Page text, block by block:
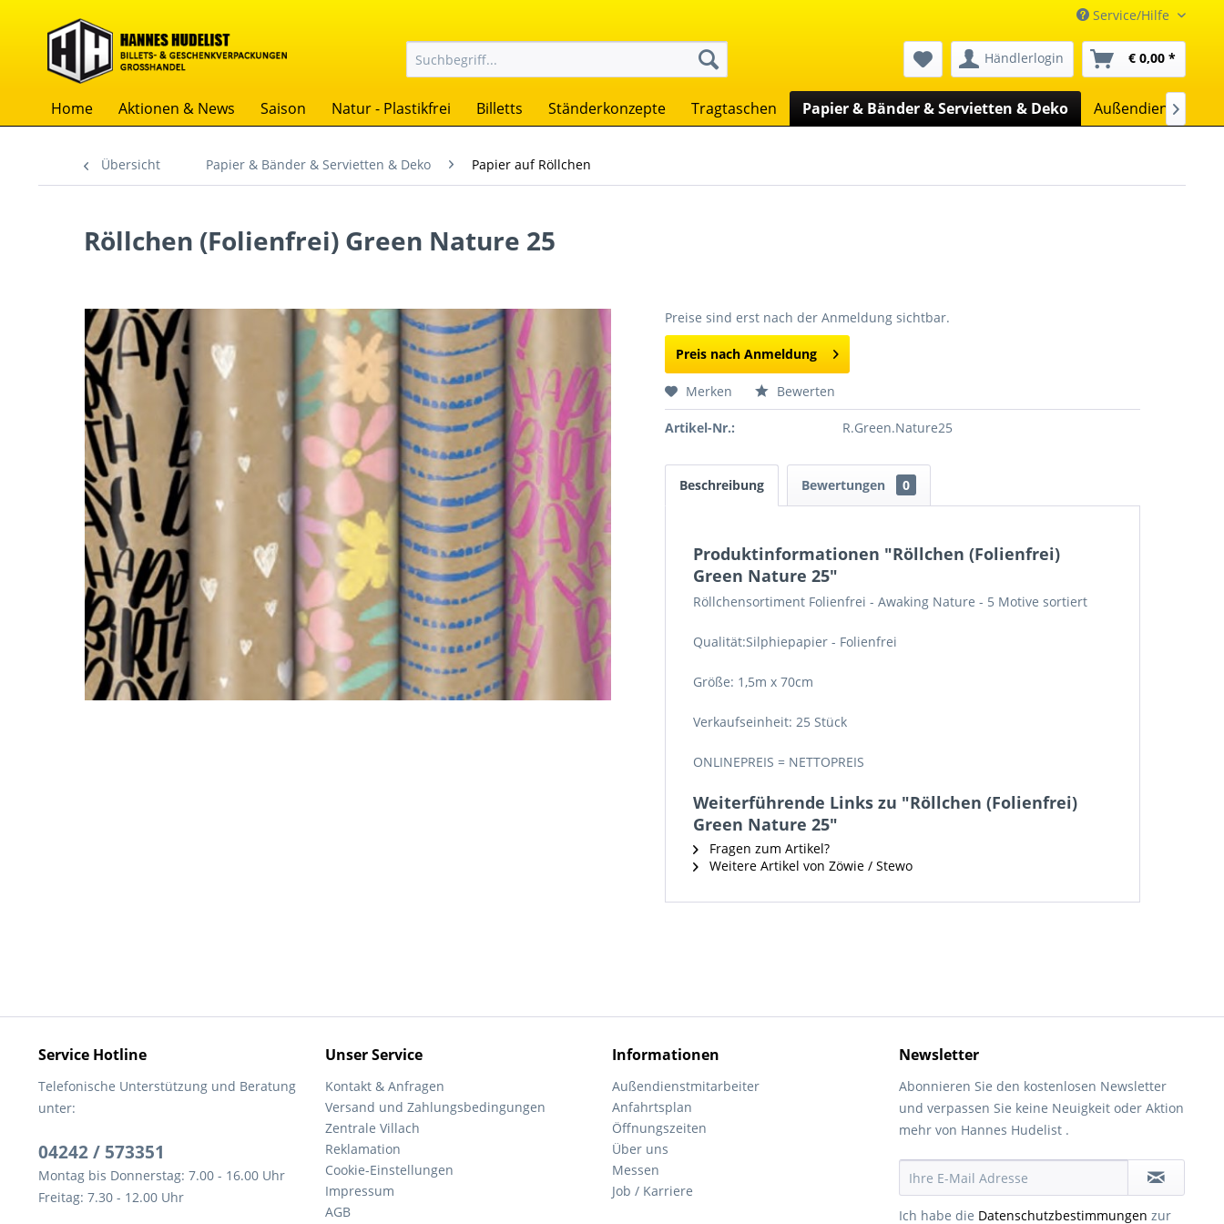
Service/Hilfe
Händlerlogin € 0,00 *
Home Aktionen & News Saison Natur - Plastikfrei Billetts Ständerkonzepte Tragtaschen Papier & Bänder & Servietten & Deko Außendienst

Übersicht Papier & Bänder & Servietten & Deko Papier auf Röllchen
Röllchen (Folienfrei) Green Nature 25
Preise sind erst nach der Anmeldung sichtbar.
Preis nach Anmeldung
Merken Bewerten
Artikel-Nr.: R.Green.Nature25
Beschreibung Bewertungen 0
Produktinformationen "Röllchen (Folienfrei)
Green Nature 25"
Röllchensortiment Folienfrei - Awaking Nature - 5 Motive sortiert
Qualität:Silphiepapier - Folienfrei
Größe: 1,5m x 70cm
Verkaufseinheit: 25 Stück
ONLINEPREIS = NETTOPREIS
Weiterführende Links zu "Röllchen (Folienfrei)
Green Nature 25"
Fragen zum Artikel?
Weitere Artikel von Zöwie / Stewo
Service Hotline
Telefonische Unterstützung und Beratung
unter:
04242 / 573351
Montag bis Donnerstag: 7.00 - 16.00 Uhr
Freitag: 7.30 - 12.00 Uhr
Unser Service
Kontakt & Anfragen
Versand und Zahlungsbedingungen
Zentrale Villach
Reklamation
Cookie-Einstellungen
Impressum
AGB
Informationen
Außendienstmitarbeiter
Anfahrtsplan
Öffnungszeiten
Über uns
Messen
Job / Karriere
Newsletter
Abonnieren Sie den kostenlosen Newsletter
und verpassen Sie keine Neuigkeit oder Aktion
mehr von Hannes Hudelist .
Ich habe die Datenschutzbestimmungen zur